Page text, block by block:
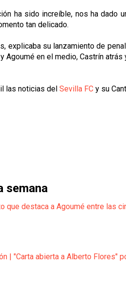
ha sido increíble, nos ha dado
tan delicado.
explicaba su lanzamiento de
Agoumé en el medio, Castrín
las noticias del Sevilla FC y su
semana
que destaca a Agoumé entre las
| "Carta abierta a Alberto Flores"